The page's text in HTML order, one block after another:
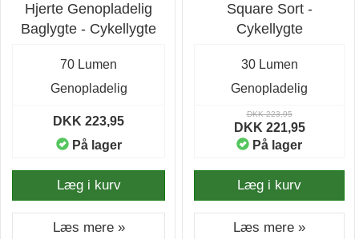
Hjerte Genopladelig
Baglygte - Cykellygte
70 Lumen
Genopladelig
DKK 223,95
På lager
Læg i kurv
Læs mere »
Square Sort -
Cykellygte
30 Lumen
Genopladelig
DKK 223,95
DKK 221,95
På lager
Læg i kurv
Læs mere »